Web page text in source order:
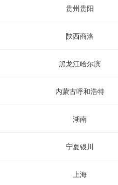
贵州贵阳
陕西商洛
黑龙江哈尔滨
内蒙古呼和浩特
湖南
宁夏银川
上海